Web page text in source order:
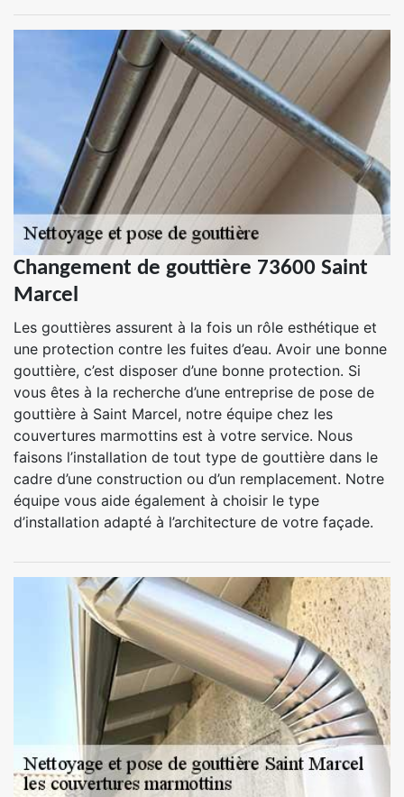
Changement de gouttière 73600 Saint
Marcel
Les gouttières assurent à la fois un rôle esthétique et
une protection contre les fuites d’eau. Avoir une bonne
gouttière, c’est disposer d’une bonne protection. Si
vous êtes à la recherche d’une entreprise de pose de
gouttière à Saint Marcel, notre équipe chez les
couvertures marmottins est à votre service. Nous
faisons l’installation de tout type de gouttière dans le
cadre d’une construction ou d’un remplacement. Notre
équipe vous aide également à choisir le type
d’installation adapté à l’architecture de votre façade.